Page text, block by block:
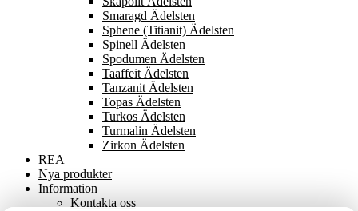
Smaragd Ädelsten
Sphene (Titianit) Ädelsten
Spinell Ädelsten
Spodumen Ädelsten
Taaffeit Ädelsten
Tanzanit Ädelsten
Topas Ädelsten
Turkos Ädelsten
Turmalin Ädelsten
Zirkon Ädelsten
REA
Nya produkter
Information
Kontakta oss